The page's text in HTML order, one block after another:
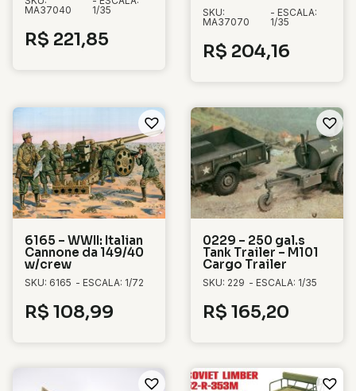
MA37040
1/35
R$ 221,85
SKU:
MA37070
- ESCALA:
1/35
R$ 204,16
6165 – WWII: Italian
Cannone da 149/40
w/crew
SKU: 6165 - ESCALA: 1/72
R$ 108,99
0229 – 250 gal.s
Tank Trailer – M101
Cargo Trailer
SKU: 229 - ESCALA: 1/35
R$ 165,20